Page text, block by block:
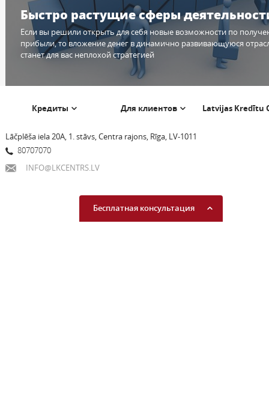
Быстро растущие сферы
Если вы решили открыть для себя новые возможности по
прибыли, то вложение денег в динамично развивающуюся
станет для вас неплохой стратегией
Кредиты Для клиентов Latvijas Kredītu
Lāčplēša iela 20A, 1. stāvs, Centra rajons, Rīga, LV-1011
80707070
INFO@LKCENTRS.LV
Бесплатная консультация